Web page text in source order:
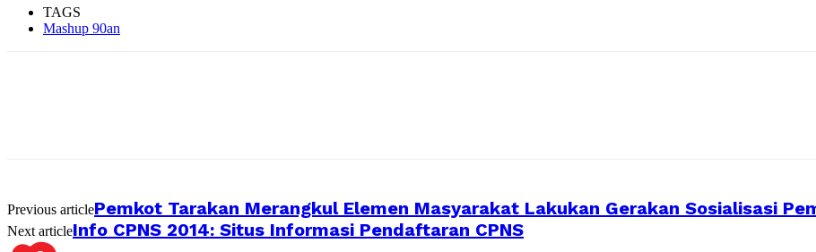
TAGS
Mashup 90an
Previous articlePemkot Tarakan Merangkul Elemen Masyarakat Lakukan Gerakan Sosialisasi
Next articleInfo CPNS 2014: Situs Informasi Pendaftaran CPNS